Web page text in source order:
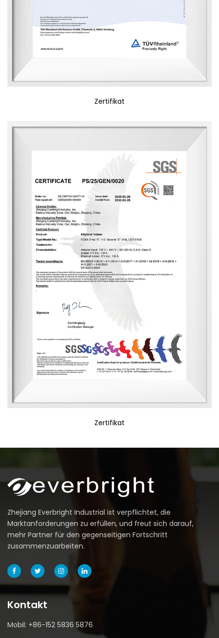
Zertifikat
Zertifikat
Zhejiang Everbright Industrial ist verpflichtet, die
Marktanforderungen zu erfüllen, und freut sich darauf,
mehr Partner für den gegenseitigen Fortschritt
zusammenzuarbeiten.
Kontakt
Mobil: +86-152 5836 5876